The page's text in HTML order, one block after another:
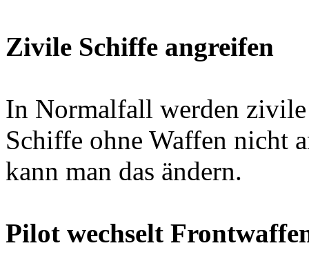
Zivile Schiffe angreifen
In Normalfall werden
Schiffe ohne Waffen nicht
kann man das ändern.
Pilot wechselt